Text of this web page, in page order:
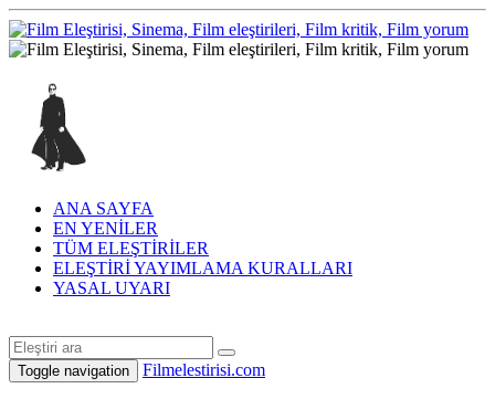
ANA SAYFA
EN YENİLER
TÜM ELEŞTİRİLER
ELEŞTİRİ YAYIMLAMA KURALLARI
YASAL UYARI
Toggle navigation Filmelestirisi.com